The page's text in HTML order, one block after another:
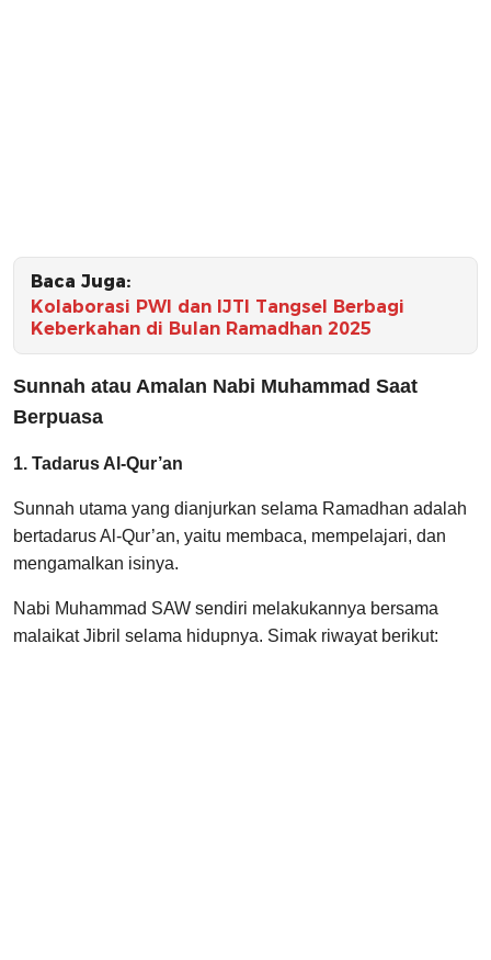
Baca Juga:
Kolaborasi PWI dan IJTI Tangsel Berbagi
Keberkahan di Bulan Ramadhan 2025
Sunnah atau Amalan Nabi Muhammad Saat
Berpuasa
1. Tadarus Al-Qur’an
Sunnah utama yang dianjurkan selama Ramadhan adalah
bertadarus Al-Qur’an, yaitu membaca, mempelajari, dan
mengamalkan isinya.
Nabi Muhammad SAW sendiri melakukannya bersama
malaikat Jibril selama hidupnya. Simak riwayat berikut: